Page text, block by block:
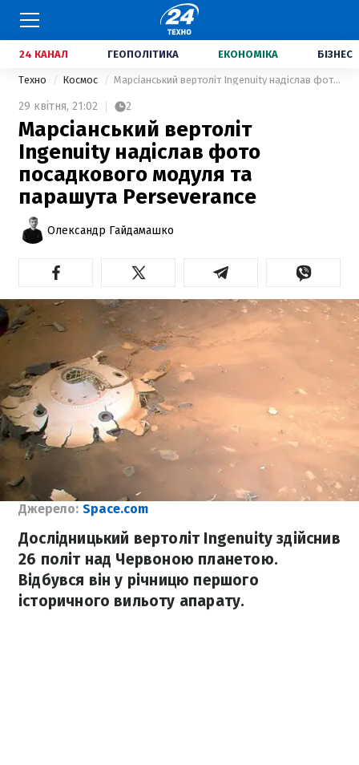
24 КАНАЛ ГЕОПОЛІТИКА ЕКОНОМІКА БІЗНЕС
Техно Космос Марсіанський вертоліт Ingenuity надіслав фото посадкового модуля та парашута Perseverance
29 квітня, 21:02 2
Марсіанський вертоліт
Ingenuity надіслав фото
посадкового модуля та
парашута Perseverance
Олександр Гайдамашко
Джерело: Space.com
Дослідницький вертоліт Ingenuity здійснив
26 політ над Червоною планетою.
Відбувся він у річницю першого
історичного вильоту апарату.